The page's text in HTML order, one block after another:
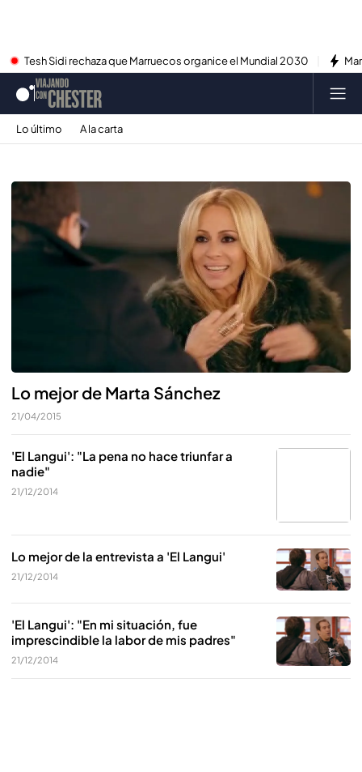
Tesh Sidi rechaza que Marruecos organice el Mundial 2030
Lo último A la carta
Lo mejor de Marta Sánchez
21/04/2015
'El Langui': "La pena no hace triunfar a
nadie"
21/12/2014
Lo mejor de la entrevista a 'El Langui'
21/12/2014
'El Langui': "En mi situación, fue
imprescindible la labor de mis padres"
21/12/2014